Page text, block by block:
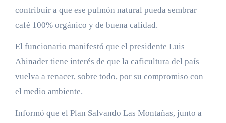
contribuir a que ese pulmón natural pueda sembrar
café 100% orgánico y de buena calidad.
El funcionario manifestó que el presidente Luis
Abinader tiene interés de que la caficultura del país
vuelva a renacer, sobre todo, por su compromiso con
el medio ambiente.
Informó que el Plan Salvando Las Montañas, junto a